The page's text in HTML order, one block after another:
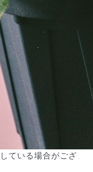
ている場合がござ